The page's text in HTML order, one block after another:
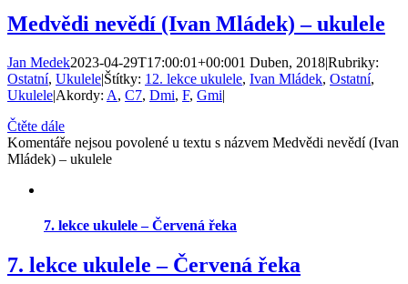
Medvědi nevědí (Ivan Mládek) – ukulele
Jan Medek2023-04-29T17:00:01+00:001 Duben, 2018|Rubriky:
Ostatní, Ukulele|Štítky: 12. lekce ukulele, Ivan Mládek, Ostatní,
Ukulele|Akordy: A, C7, Dmi, F, Gmi|
Čtěte dále
Komentáře nejsou povolené u textu s názvem Medvědi nevědí (Ivan
Mládek) – ukulele
7. lekce ukulele – Červená řeka
7. lekce ukulele – Červená řeka